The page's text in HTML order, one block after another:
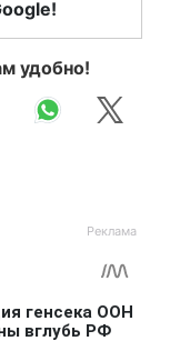
удобно!